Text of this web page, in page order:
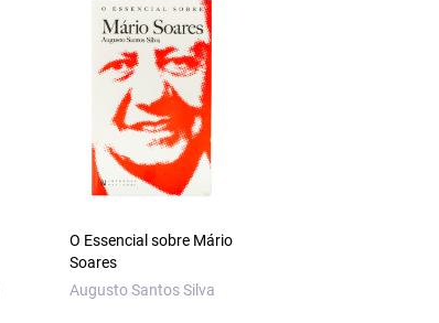
O Essencial sobre Mário
Soares
Augusto Santos Silva